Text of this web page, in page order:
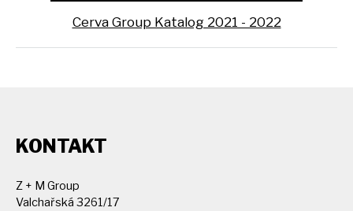
Cerva Group Katalog 2021 - 2022
KONTAKT
Z + M Group
Valchařská 3261/17